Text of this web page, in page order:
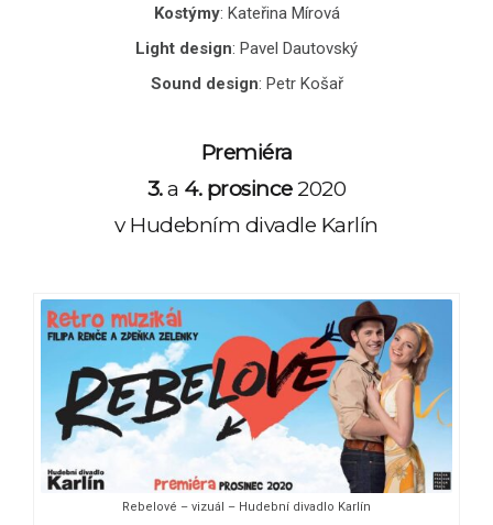
Kostýmy: Kateřina Mírová
Light design: Pavel Dautovský
Sound design: Petr Košař
Premiéra
3.a 4. prosince2020
v Hudebním divadle Karlín
Rebelové – vizuál – Hudební divadlo Karlín